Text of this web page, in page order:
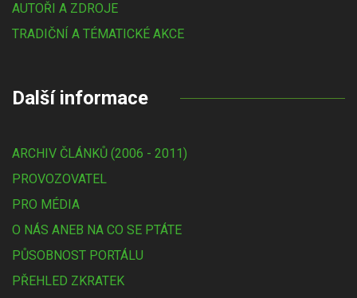
AUTOŘI A ZDROJE
TRADIČNÍ A TÉMATICKÉ AKCE
Další informace
ARCHIV ČLÁNKŮ (2006 - 2011)
PROVOZOVATEL
PRO MÉDIA
O NÁS ANEB NA CO SE PTÁTE
PŮSOBNOST PORTÁLU
PŘEHLED ZKRATEK